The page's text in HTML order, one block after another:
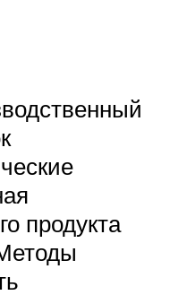
продукта